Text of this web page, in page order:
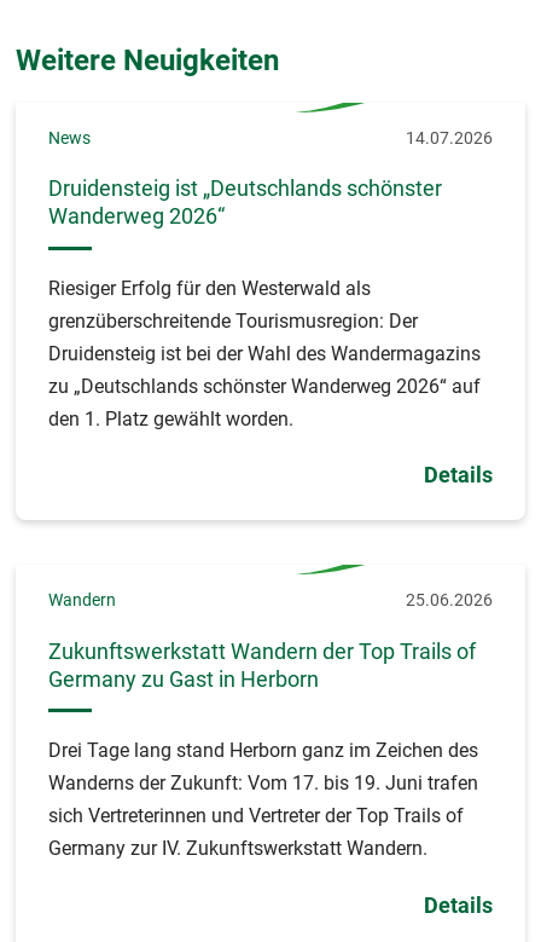
Weitere Neuigkeiten
News 14.07.2026
Druidensteig ist „Deutschlands schönster
Wanderweg 2026“
Riesiger Erfolg für den Westerwald als
grenzüberschreitende Tourismusregion: Der
Druidensteig ist bei der Wahl des Wandermagazins
zu „Deutschlands schönster Wanderweg 2026“ auf
den 1. Platz gewählt worden.
Details
Wandern 25.06.2026
Zukunftswerkstatt Wandern der Top Trails of
Germany zu Gast in Herborn
Drei Tage lang stand Herborn ganz im Zeichen des
Wanderns der Zukunft: Vom 17. bis 19. Juni trafen
sich Vertreterinnen und Vertreter der Top Trails of
Germany zur IV. Zukunftswerkstatt Wandern.
Details